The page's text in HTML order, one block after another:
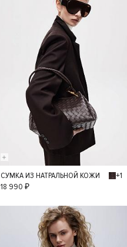
S
СУМКА ИЗ НАТРАЛЬНОЙ КОЖИ
+1
18 990 ₽